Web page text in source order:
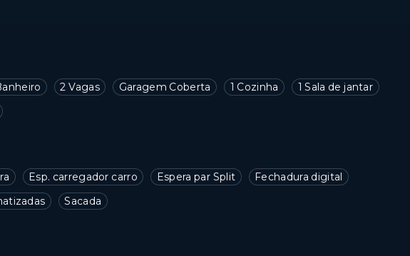
2 Vagas Garagem Coberta 1 Cozinha
1 Sala de jantar
Esp. carregador carro Espera par Split
Fechadura digital
Sacada